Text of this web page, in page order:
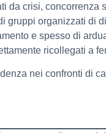
da crisi, concorrenza
gruppi organizzati di
e spesso di
ricollegati a
nei confronti di